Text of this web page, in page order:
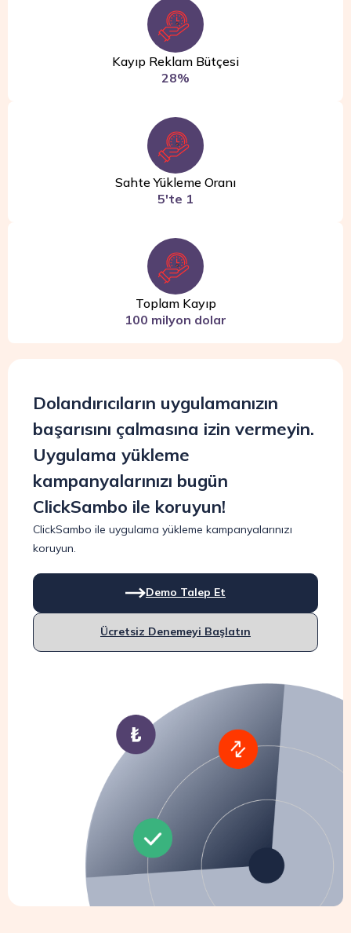
Kayıp Reklam Bütçesi
28%
Sahte Yükleme Oranı
5'te 1
Toplam Kayıp
100 milyon dolar
Dolandırıcıların uygulamanızın
başarısını çalmasına izin vermeyin.
Uygulama yükleme
kampanyalarınızı bugün
ClickSambo ile koruyun!
ClickSambo ile uygulama yükleme kampanyalarınızı
koruyun.
Demo Talep Et
Ücretsiz Denemeyi Başlatın